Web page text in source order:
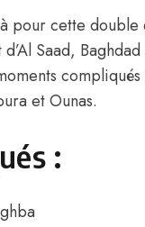
pour cette
Saad,
et Ounas.
: